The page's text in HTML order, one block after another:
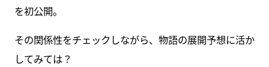
を初公開。
その関係性をチェックしながら、物語の展開予想に活か
してみては？